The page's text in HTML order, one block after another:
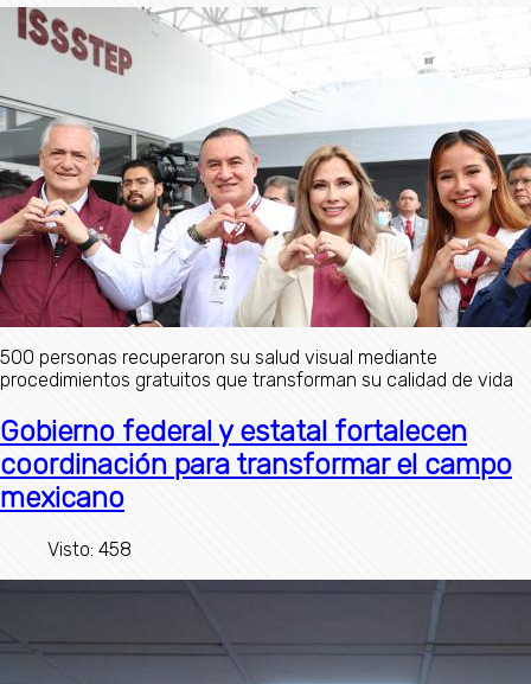
500 personas recuperaron su salud visual mediante
procedimientos gratuitos que transforman su calidad de vida
Gobierno federal y estatal fortalecen
coordinación para transformar el campo
mexicano
Visto: 458